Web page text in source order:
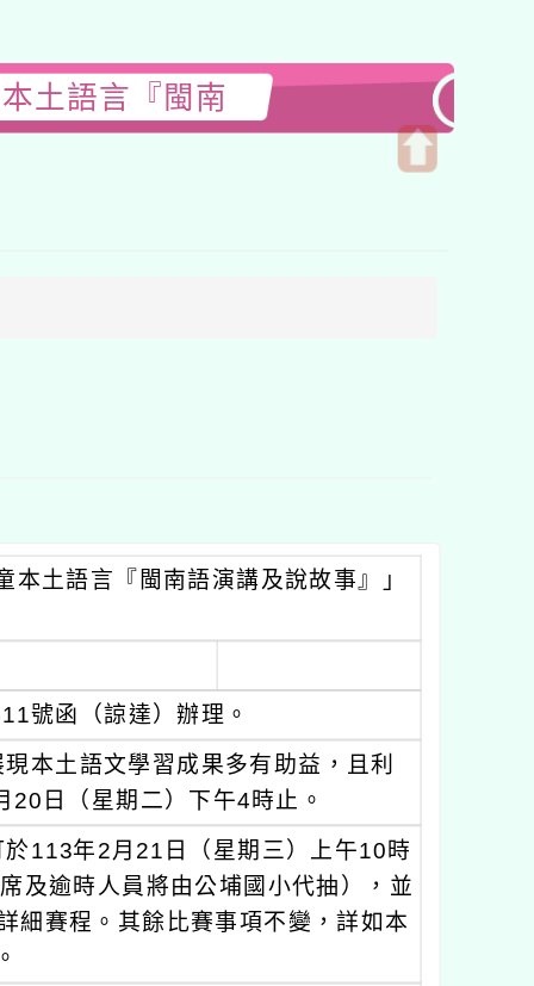
土語言『閩南
土語言『閩南語演講及說故事』」
號函（諒達）辦理。
本土語文學習成果多有助益，且利
日（星期二）下午4時止。
113年2月21日（星期三）上午10時
及逾時人員將由公埔國小代抽），並
細賽程。其餘比賽事項不變，詳如本